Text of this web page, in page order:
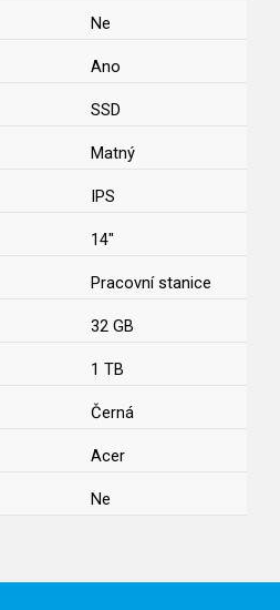
Ne
Ano
SSD
Matný
IPS
14"
Pracovní stanice
32 GB
1 TB
Černá
Acer
Ne